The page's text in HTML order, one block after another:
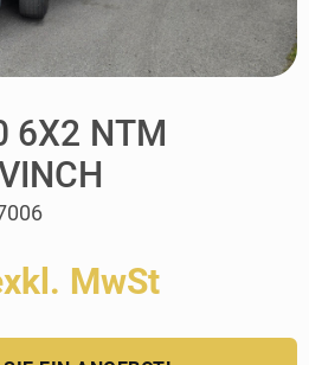
6X2 NTM
MwSt